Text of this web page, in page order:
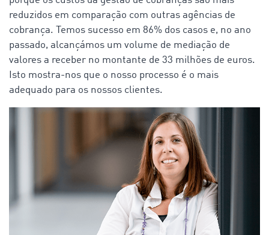
reduzidos em comparação com outras agências de
cobrança. Temos sucesso em 86% dos casos e, no ano
passado, alcançámos um volume de mediação de
valores a receber no montante de 33 milhões de euros.
Isto mostra-nos que o nosso processo é o mais
adequado para os nossos clientes.